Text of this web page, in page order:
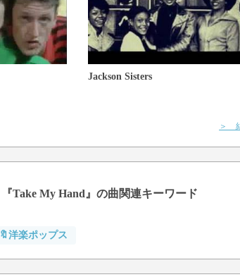
Jackson Sisters
＞
『Take My Hand』の曲関連キーワード
🔖洋楽ポップス